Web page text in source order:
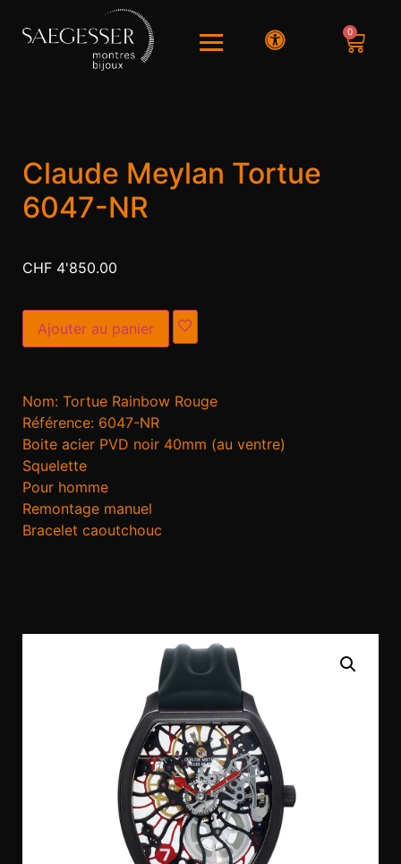
0
Claude Meylan Tortue
6047-NR
CHF 4'850.00
Ajouter au panier
Nom: Tortue Rainbow Rouge
Référence: 6047-NR
Boite acier PVD noir 40mm (au ventre)
Squelette
Pour homme
Remontage manuel
Bracelet caoutchouc